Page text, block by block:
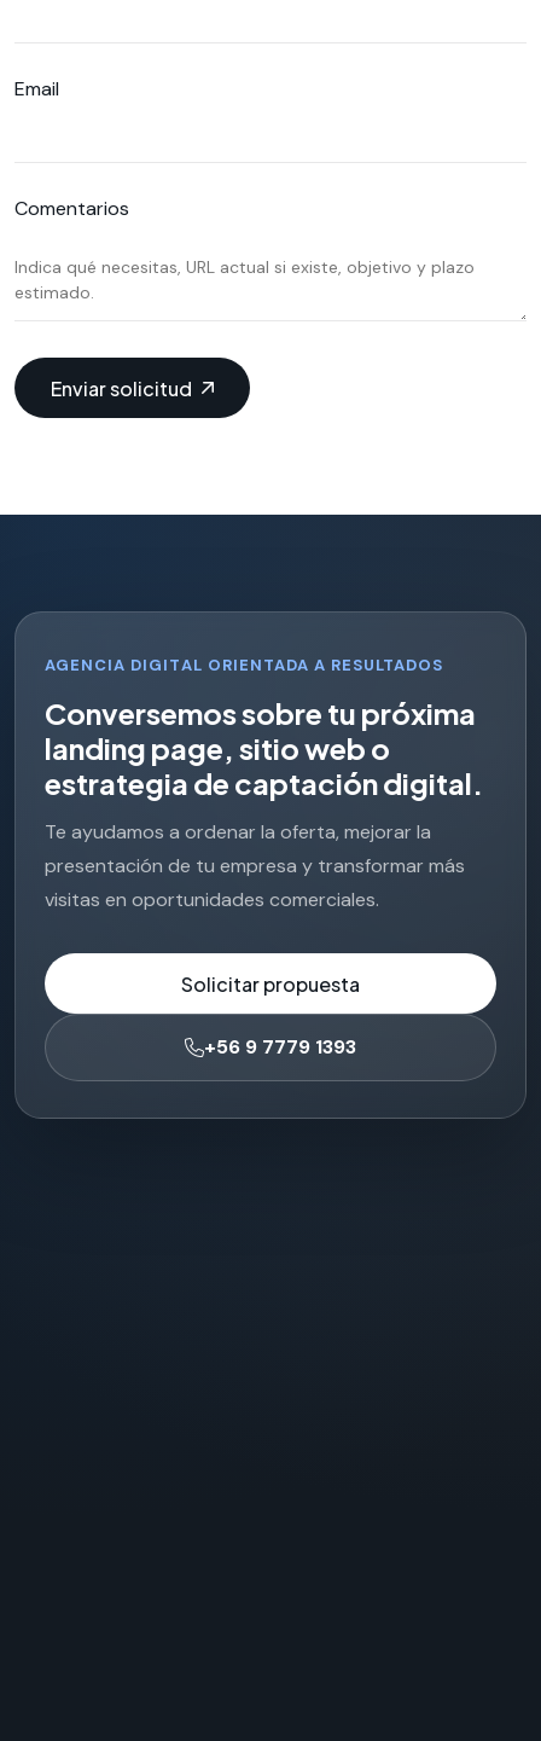
Email
Comentarios
Enviar solicitud
AGENCIA DIGITAL ORIENTADA A RESULTADOS
Conversemossobre tu próxima
landing page, sitioweb o
estrategia de captacióndigital.
Te ayudamos a ordenar la oferta, mejorar la
presentación de tu empresa y transformar más
visitas en oportunidades comerciales.
Solicitar propuesta
+56 9 7779 1393